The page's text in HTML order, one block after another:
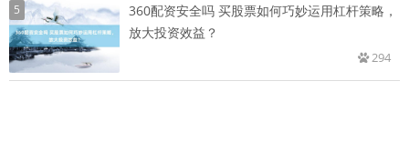
5
360配资安全吗 买股票如何巧妙运用杠杆策略，
放大投资效益？
294